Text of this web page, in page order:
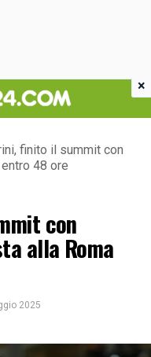
finito il summit con
48 ore
con
alla Roma
2025
×